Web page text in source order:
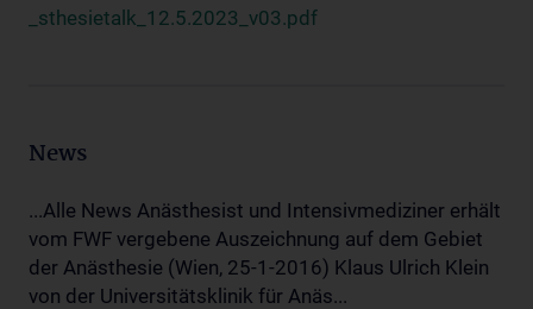
_sthesietalk_12.5.2023_v03.pdf
News
...Alle News Anästhesist und Intensivmediziner erhält
vom FWF vergebene Auszeichnung auf dem Gebiet
der Anästhesie (Wien, 25-1-2016) Klaus Ulrich Klein
von der Universitätsklinik für Anäs...